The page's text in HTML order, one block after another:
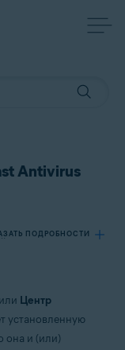
Antivirus
Windows, Avast Free Antivirus для Windows ПОДРОБНОСТИ
или Центр
установленную
она и (или)